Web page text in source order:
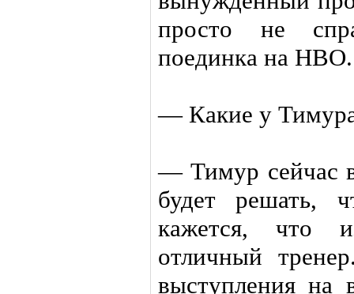
просто не
поединка на НВО.
— Какие у
— Тимур сейчас
будет решать,
кажется, что
отличный
выступления